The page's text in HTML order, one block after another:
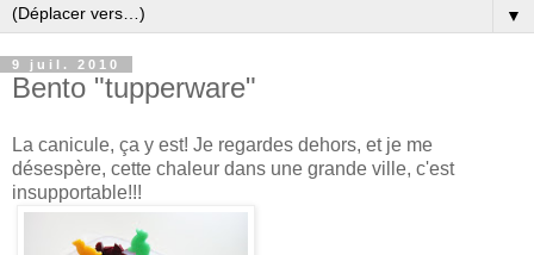
▼
9 juil. 2010
Bento "tupperware"
La canicule, ça y est! Je regardes dehors, et je me
désespère, cette chaleur dans une grande ville, c'est
insupportable!!!